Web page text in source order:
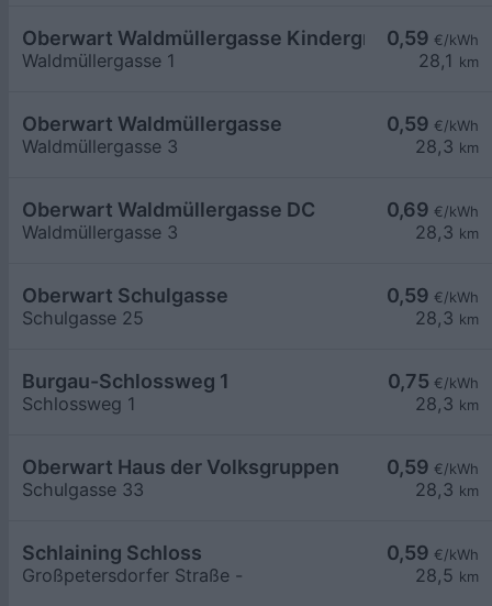
0,59 €/kWh
28,1 km
Oberwart Waldmüllergasse Kindergrippe
Waldmüllergasse 1
0,59 €/kWh
28,3 km
Oberwart Waldmüllergasse
Waldmüllergasse 3
0,69 €/kWh
28,3 km
Oberwart Waldmüllergasse DC
Waldmüllergasse 3
0,59 €/kWh
28,3 km
Oberwart Schulgasse
Schulgasse 25
0,75 €/kWh
28,3 km
Burgau-Schlossweg 1
Schlossweg 1
0,59 €/kWh
28,3 km
Oberwart Haus der Volksgruppen
Schulgasse 33
0,59 €/kWh
28,5 km
Schlaining Schloss
Großpetersdorfer Straße -